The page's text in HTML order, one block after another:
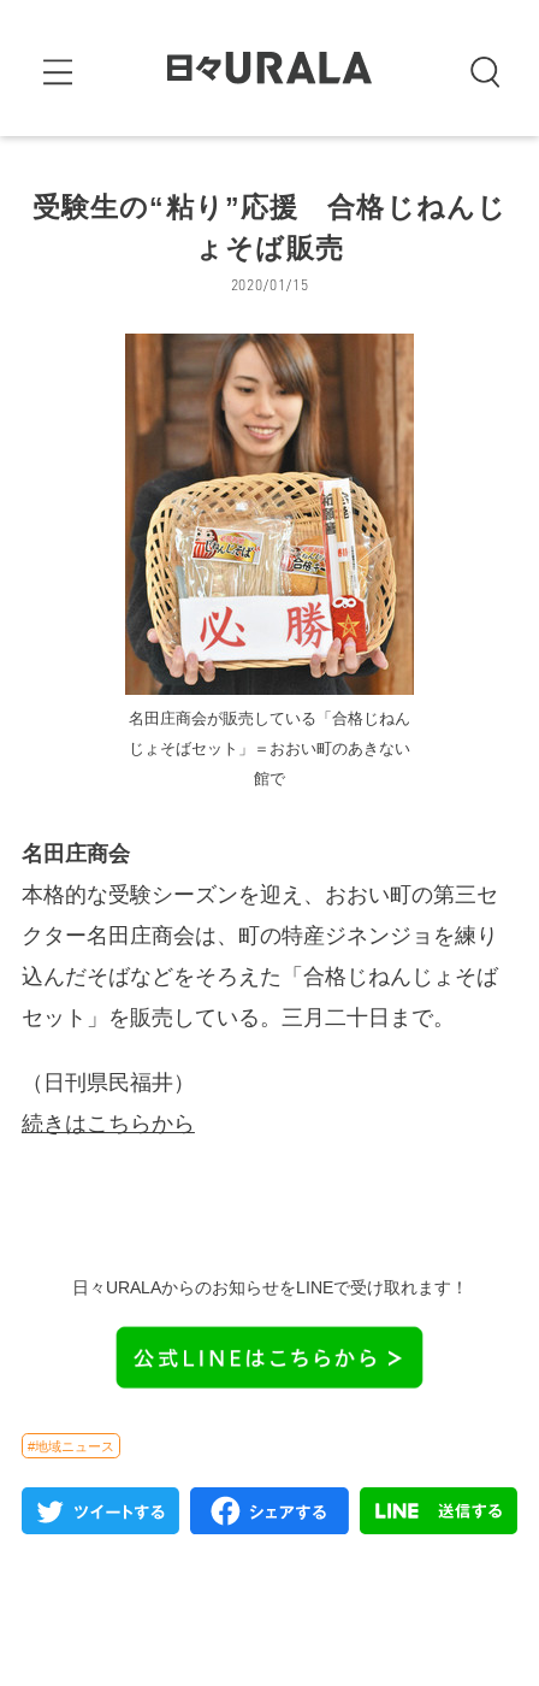
受験生の“粘り”応援 合格じねんじ
ょそば販売
2020/01/15
名田庄商会が販売している「合格じねん
じょそばセット」＝おおい町のあきない
館で
名田庄商会
本格的な受験シーズンを迎え、おおい町の第三セ
クター名田庄商会は、町の特産ジネンジョを練り
込んだそばなどをそろえた「合格じねんじょそば
セット」を販売している。三月二十日まで。
（日刊県民福井）
続きはこちらから
日々URALAからのお知らせをLINEで受け取れます！
#地域ニュース